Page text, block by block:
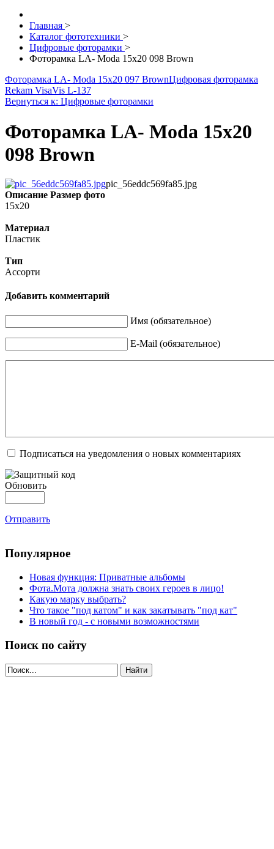
Главная >
Каталог фототехники >
Цифровые фоторамки >
Фоторамка LA- Moda 15x20 098 Brown
Фоторамка LA- Moda 15x20 097 BrownЦифровая фоторамка
Rekam VisaVis L-137
Вернуться к: Цифровые фоторамки
Фоторамка LA- Moda 15x20
098 Brown
pic_56eddc569fa85.jpg
Описание Размер фото
15x20
Материал
Пластик
Тип
Ассорти
Добавить комментарий
Имя (обязательное)
E-Mail (обязательное)
Подписаться на уведомления о новых комментариях
Обновить
Отправить
Популярное
Новая функция: Приватные альбомы
Фота.Мота должна знать своих героев в лицо!
Какую марку выбрать?
Что такое "под катом" и как закатывать "под кат"
В новый год - с новыми возможностями
Поиск по сайту
Найти